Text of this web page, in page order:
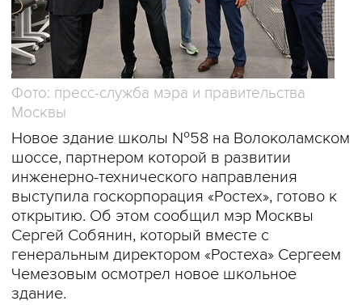
Фото: пресс-служба мэра и правительства
Москвы
Новое здание школы №58 на Волоколамском
шоссе, партнером которой в развитии
инженерно-технического направления
выступила госкорпорация «Ростех», готово к
открытию. Об этом сообщил мэр Москвы
Сергей Собянин, который вместе с
генеральным директором «Ростеха» Сергеем
Чемезовым осмотрел новое школьное
здание.